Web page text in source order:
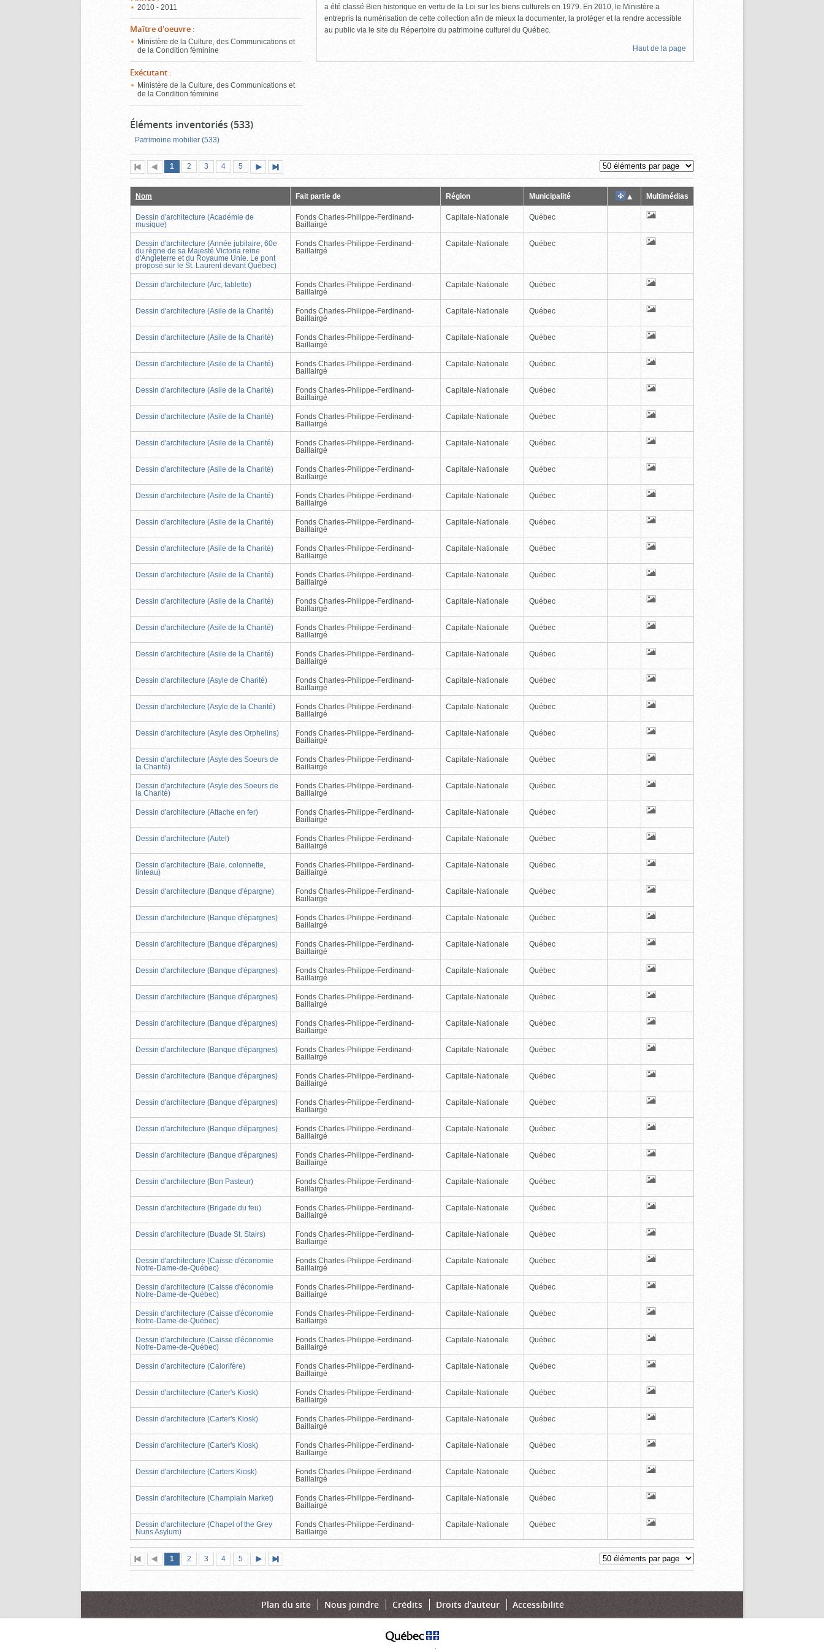
2010 - 2011
Maître d'oeuvre :
Ministère de la Culture, des Communications et
de la Condition féminine
Exécutant :
Ministère de la Culture, des Communications et
de la Condition féminine
a été classé Bien historique en vertu de la Loi sur les biens culturels en 1979. En 2010, le Ministère a
entrepris la numérisation de cette collection afin de mieux la documenter, la protéger et la rendre accessible
au public via le site du Répertoire du patrimoine culturel du Québec.
Haut de la page
Éléments inventoriés (533)
Patrimoine mobilier (533)
Première
page
Page
précédente
Page
1 (page
actuelle)
Page
2 Page
3 Page
4 Page
5
suivante
page
Nom Fait partie de Région Municipalité Multimédias
Dessin d'architecture (Académie de
musique)
Fonds Charles-Philippe-Ferdinand-
Baillairgé
Capitale-Nationale Québec
Dessin d'architecture (Année jubilaire, 60e
du règne de sa Majesté Victoria reine
d'Angleterre et du Royaume Unie. Le pont
proposé sur le St. Laurent devant Québec)
Fonds Charles-Philippe-Ferdinand-
Baillairgé
Capitale-Nationale Québec
Dessin d'architecture (Arc, tablette)
Fonds Charles-Philippe-Ferdinand-
Baillairgé
Capitale-Nationale Québec
Dessin d'architecture (Asile de la Charité)
Fonds Charles-Philippe-Ferdinand-
Baillairgé
Capitale-Nationale Québec
Dessin d'architecture (Asile de la Charité)
Fonds Charles-Philippe-Ferdinand-
Baillairgé
Capitale-Nationale Québec
Dessin d'architecture (Asile de la Charité)
Fonds Charles-Philippe-Ferdinand-
Baillairgé
Capitale-Nationale Québec
Dessin d'architecture (Asile de la Charité)
Fonds Charles-Philippe-Ferdinand-
Baillairgé
Capitale-Nationale Québec
Dessin d'architecture (Asile de la Charité)
Fonds Charles-Philippe-Ferdinand-
Baillairgé
Capitale-Nationale Québec
Dessin d'architecture (Asile de la Charité)
Fonds Charles-Philippe-Ferdinand-
Baillairgé
Capitale-Nationale Québec
Dessin d'architecture (Asile de la Charité)
Fonds Charles-Philippe-Ferdinand-
Baillairgé
Capitale-Nationale Québec
Dessin d'architecture (Asile de la Charité)
Fonds Charles-Philippe-Ferdinand-
Baillairgé
Capitale-Nationale Québec
Dessin d'architecture (Asile de la Charité)
Fonds Charles-Philippe-Ferdinand-
Baillairgé
Capitale-Nationale Québec
Dessin d'architecture (Asile de la Charité)
Fonds Charles-Philippe-Ferdinand-
Baillairgé
Capitale-Nationale Québec
Dessin d'architecture (Asile de la Charité)
Fonds Charles-Philippe-Ferdinand-
Baillairgé
Capitale-Nationale Québec
Dessin d'architecture (Asile de la Charité)
Fonds Charles-Philippe-Ferdinand-
Baillairgé
Capitale-Nationale Québec
Dessin d'architecture (Asile de la Charité)
Fonds Charles-Philippe-Ferdinand-
Baillairgé
Capitale-Nationale Québec
Dessin d'architecture (Asile de la Charité)
Fonds Charles-Philippe-Ferdinand-
Baillairgé
Capitale-Nationale Québec
Dessin d'architecture (Asyle de Charité)
Fonds Charles-Philippe-Ferdinand-
Baillairgé
Capitale-Nationale Québec
Dessin d'architecture (Asyle de la Charité)
Fonds Charles-Philippe-Ferdinand-
Baillairgé
Capitale-Nationale Québec
Dessin d'architecture (Asyle des Orphelins)
Fonds Charles-Philippe-Ferdinand-
Baillairgé
Capitale-Nationale Québec
Dessin d'architecture (Asyle des Soeurs de
la Charité)
Fonds Charles-Philippe-Ferdinand-
Baillairgé
Capitale-Nationale Québec
Dessin d'architecture (Asyle des Soeurs de
la Charité)
Fonds Charles-Philippe-Ferdinand-
Baillairgé
Capitale-Nationale Québec
Dessin d'architecture (Attache en fer)
Fonds Charles-Philippe-Ferdinand-
Baillairgé
Capitale-Nationale Québec
Dessin d'architecture (Autel)
Fonds Charles-Philippe-Ferdinand-
Baillairgé
Capitale-Nationale Québec
Dessin d'architecture (Baie, colonnette,
linteau)
Fonds Charles-Philippe-Ferdinand-
Baillairgé
Capitale-Nationale Québec
Dessin d'architecture (Banque d'épargne)
Fonds Charles-Philippe-Ferdinand-
Baillairgé
Capitale-Nationale Québec
Dessin d'architecture (Banque d'épargnes)
Fonds Charles-Philippe-Ferdinand-
Baillairgé
Capitale-Nationale Québec
Dessin d'architecture (Banque d'épargnes)
Fonds Charles-Philippe-Ferdinand-
Baillairgé
Capitale-Nationale Québec
Dessin d'architecture (Banque d'épargnes)
Fonds Charles-Philippe-Ferdinand-
Baillairgé
Capitale-Nationale Québec
Dessin d'architecture (Banque d'épargnes)
Fonds Charles-Philippe-Ferdinand-
Baillairgé
Capitale-Nationale Québec
Dessin d'architecture (Banque d'épargnes)
Fonds Charles-Philippe-Ferdinand-
Baillairgé
Capitale-Nationale Québec
Dessin d'architecture (Banque d'épargnes)
Fonds Charles-Philippe-Ferdinand-
Baillairgé
Capitale-Nationale Québec
Dessin d'architecture (Banque d'épargnes)
Fonds Charles-Philippe-Ferdinand-
Baillairgé
Capitale-Nationale Québec
Dessin d'architecture (Banque d'épargnes)
Fonds Charles-Philippe-Ferdinand-
Baillairgé
Capitale-Nationale Québec
Dessin d'architecture (Banque d'épargnes)
Fonds Charles-Philippe-Ferdinand-
Baillairgé
Capitale-Nationale Québec
Dessin d'architecture (Banque d'épargnes)
Fonds Charles-Philippe-Ferdinand-
Baillairgé
Capitale-Nationale Québec
Dessin d'architecture (Bon Pasteur)
Fonds Charles-Philippe-Ferdinand-
Baillairgé
Capitale-Nationale Québec
Dessin d'architecture (Brigade du feu)
Fonds Charles-Philippe-Ferdinand-
Baillairgé
Capitale-Nationale Québec
Dessin d'architecture (Buade St. Stairs)
Fonds Charles-Philippe-Ferdinand-
Baillairgé
Capitale-Nationale Québec
Dessin d'architecture (Caisse d'économie
Notre-Dame-de-Québec)
Fonds Charles-Philippe-Ferdinand-
Baillairgé
Capitale-Nationale Québec
Dessin d'architecture (Caisse d'économie
Notre-Dame-de-Québec)
Fonds Charles-Philippe-Ferdinand-
Baillairgé
Capitale-Nationale Québec
Dessin d'architecture (Caisse d'économie
Notre-Dame-de-Québec)
Fonds Charles-Philippe-Ferdinand-
Baillairgé
Capitale-Nationale Québec
Dessin d'architecture (Caisse d'économie
Notre-Dame-de-Québec)
Fonds Charles-Philippe-Ferdinand-
Baillairgé
Capitale-Nationale Québec
Dessin d'architecture (Calorifère)
Fonds Charles-Philippe-Ferdinand-
Baillairgé
Capitale-Nationale Québec
Dessin d'architecture (Carter's Kiosk)
Fonds Charles-Philippe-Ferdinand-
Baillairgé
Capitale-Nationale Québec
Dessin d'architecture (Carter's Kiosk)
Fonds Charles-Philippe-Ferdinand-
Baillairgé
Capitale-Nationale Québec
Dessin d'architecture (Carter's Kiosk)
Fonds Charles-Philippe-Ferdinand-
Baillairgé
Capitale-Nationale Québec
Dessin d'architecture (Carters Kiosk)
Fonds Charles-Philippe-Ferdinand-
Baillairgé
Capitale-Nationale Québec
Dessin d'architecture (Champlain Market)
Fonds Charles-Philippe-Ferdinand-
Baillairgé
Capitale-Nationale Québec
Dessin d'architecture (Chapel of the Grey
Nuns Asylum)
Fonds Charles-Philippe-Ferdinand-
Baillairgé
Capitale-Nationale Québec
Première
page
Page
précédente
Page
1 (page
actuelle)
Page
2 Page
3 Page
4 Page
5
suivante
page
Plan du site Nous joindre Crédits Droits d'auteur Accessibilité